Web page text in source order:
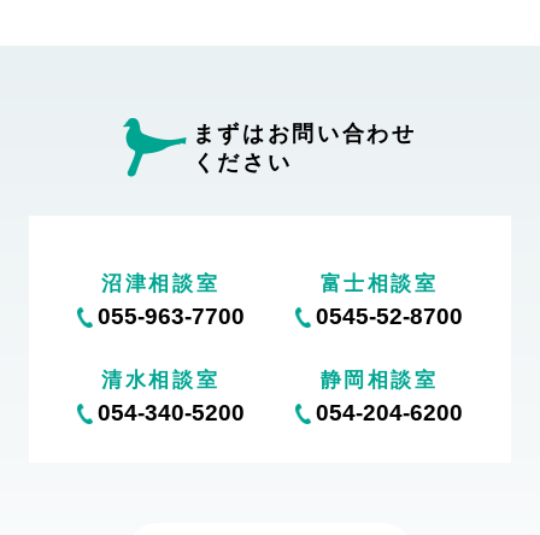
まずはお問い合わせ
ください
沼津相談室
055-963-7700
富士相談室
0545-52-8700
清水相談室
054-340-5200
静岡相談室
054-204-6200